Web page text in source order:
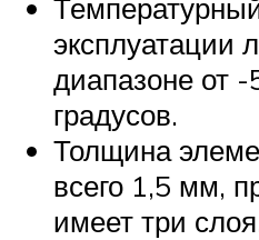
эксплуатации
диапазоне от
градусов.
Толщина
всего 1,5 мм,
имеет три